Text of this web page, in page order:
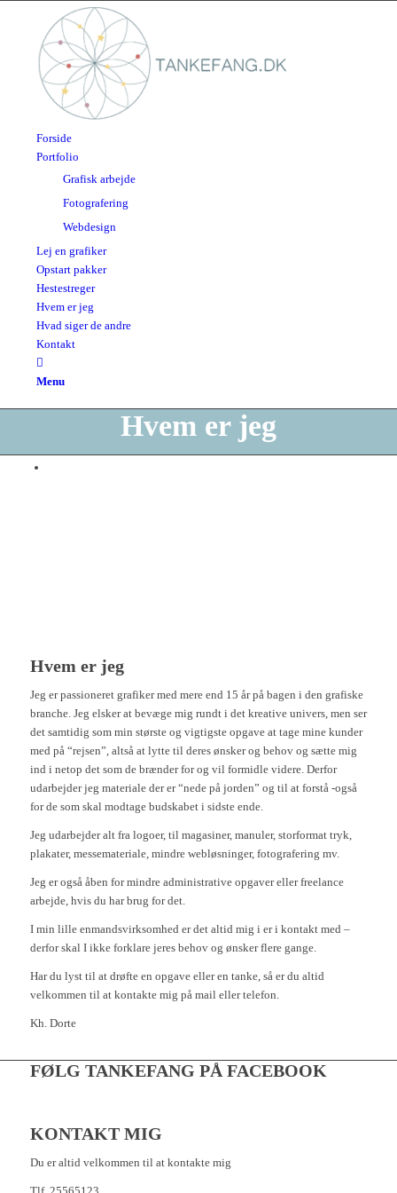
Forside
Portfolio
Grafisk arbejde
Fotografering
Webdesign
Lej en grafiker
Opstart pakker
Hestestreger
Hvem er jeg
Hvad siger de andre
Kontakt
Menu
Hvem er jeg
Hvem er jeg
Jeg er passioneret grafiker med mere end 15 år på bagen i den grafiske
branche. Jeg elsker at bevæge mig rundt i det kreative univers, men ser
det samtidig som min største og vigtigste opgave at tage mine kunder
med på “rejsen”, altså at lytte til deres ønsker og behov og sætte mig
ind i netop det som de brænder for og vil formidle videre. Derfor
udarbejder jeg materiale der er “nede på jorden” og til at forstå -også
for de som skal modtage budskabet i sidste ende.
Jeg udarbejder alt fra logoer, til magasiner, manuler, storformat tryk,
plakater, messemateriale, mindre webløsninger, fotografering mv.
Jeg er også åben for mindre administrative opgaver eller freelance
arbejde, hvis du har brug for det.
I min lille enmandsvirksomhed er det altid mig i er i kontakt med –
derfor skal I ikke forklare jeres behov og ønsker flere gange.
Har du lyst til at drøfte en opgave eller en tanke, så er du altid
velkommen til at kontakte mig på mail eller telefon.
Kh. Dorte
FØLG TANKEFANG PÅ FACEBOOK
KONTAKT MIG
Du er altid velkommen til at kontakte mig